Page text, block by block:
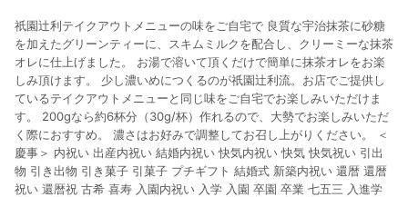
市場 45 天內完成訂單出貨及結帳，則不符合贈點資格。 (4) 如
使用APP、或中途瀏覽比價網、回饋網、Google等其他網頁、或
由網頁版(電腦版/手機版網頁)切換為App都將會造成追蹤中斷而
無法進行 LINE POINTS 回饋。 (5) LINE 購物為購物資訊整合性
平台，商品資料更新會有時間差，如顯示之商品規格、顏色、價
位、贈品與台灣樂天市場銷售網頁不符，以銷售網頁標示為準。
(6) 導購訂單已逾 365 天，根據台灣樂天回饋規定，逾期訂單將
不符合回饋資格。 (7) 若上述或其他原因，致使消費者無接收到
點數回饋或點數回饋有爭議，台灣樂天市場保有更改條款與法律
追訴之權利，活動詳情以樂天市場網站公告為準。
祇園辻利テイクアウトメニューの味をご自宅で 良質な宇治抹茶に砂糖
を加えたグリーンティーに、スキムミルクを配合し、クリーミーな抹茶
オレに仕上げました。 お湯で溶いて頂くだけで簡単に抹茶オレをお楽
しみ頂けます。 少し濃いめにつくるのが祇園辻利流。お店でご提供し
ているテイクアウトメニューと同じ味をご自宅でお楽しみいただけま
す。 200gなら約6杯分（30g/杯）作れるので、大勢でお楽しみいただ
く際におすすめ。 濃さはお好みで調整してお召し上がりください。 ＜
慶事＞ 内祝い 出産内祝い 結婚内祝い 快気内祝い 快気 快気祝い 引出
物 引き出物 引き菓子 引菓子 プチギフト 結婚式 新築内祝い 還暦 還暦
祝い 還暦祝 古希 喜寿 入園内祝い 入学 入園 卒園 卒業 七五三 入進学